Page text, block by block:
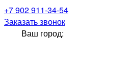
+7 902 911-34-54
Заказать звонок
Ваш город: